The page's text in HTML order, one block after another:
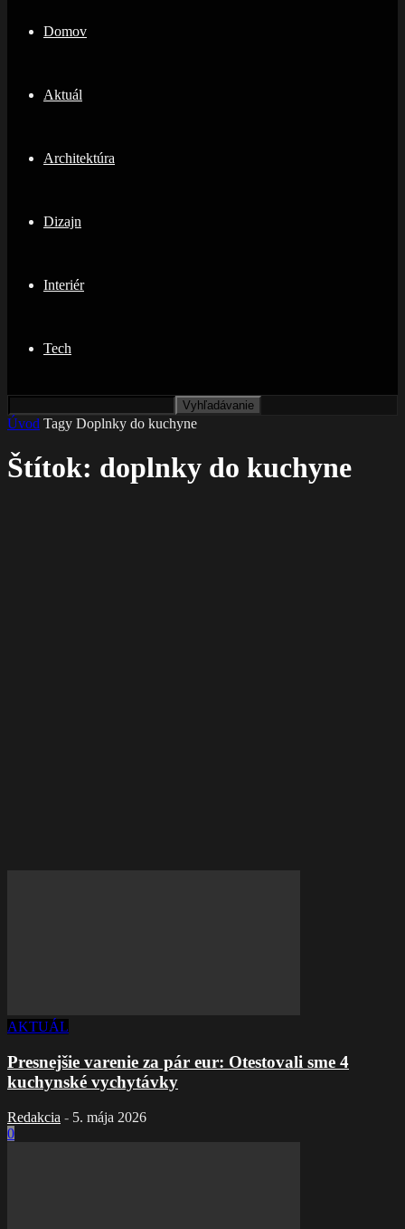
Domov
Aktuál
Architektúra
Dizajn
Interiér
Tech
Úvod Tagy Doplnky do kuchyne
Štítok: doplnky do kuchyne
AKTUÁL
Presnejšie varenie za pár eur: Otestovali sme 4
kuchynské vychytávky
Redakcia - 5. mája 2026
0